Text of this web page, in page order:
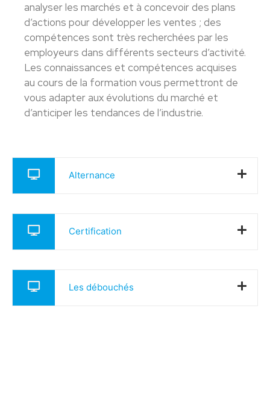
analyser les marchés et à concevoir des plans
d’actions pour développer les ventes ; des
compétences sont très recherchées par les
employeurs dans différents secteurs d’activité.
Les connaissances et compétences acquises
au cours de la formation vous permettront de
vous adapter aux évolutions du marché et
d’anticiper les tendances de l’industrie.
Alternance
Certification
Les débouchés